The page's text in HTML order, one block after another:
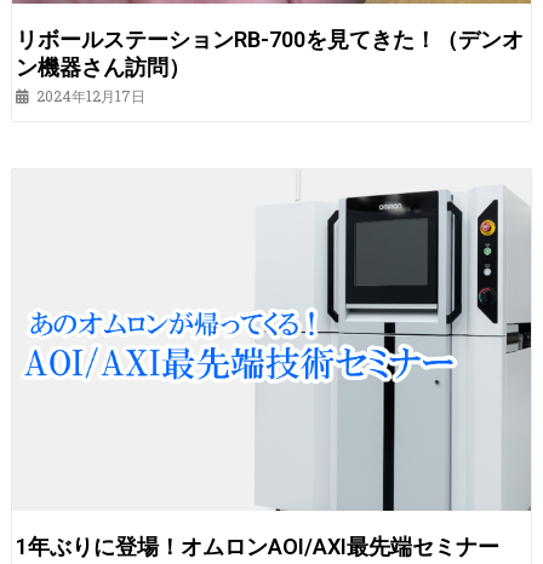
リボールステーションRB-700を見てきた！（デンオ
ン機器さん訪問）
2024年12月17日
1年ぶりに登場！オムロンAOI/AXI最先端セミナー